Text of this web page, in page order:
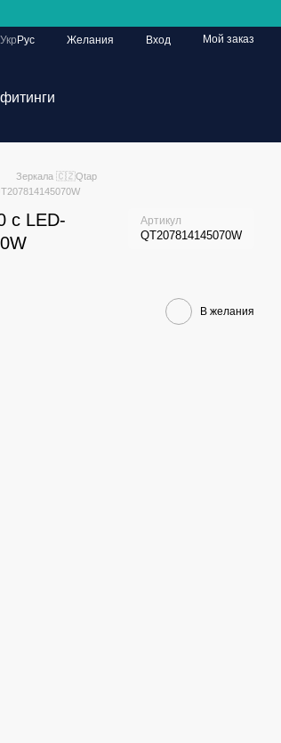
Укр Рус Желания Вход Мой заказ
Зеркала 🇨🇿Qtap
с LED-
Артикул
QT207814145070W
В желания